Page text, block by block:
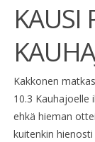
KAUSI
Kakkonen
10.3 Kauhajoelle
ehkä hieman
kuitenkin